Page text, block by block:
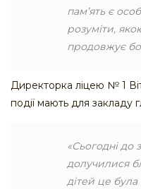
пам’ять є
розуміти,
продовжує
Директорка ліцею № 1
події мають для закладу
«Сьогодні до
долучилися
дітей це